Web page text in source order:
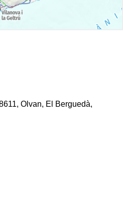
Olvan, El Berguedà,